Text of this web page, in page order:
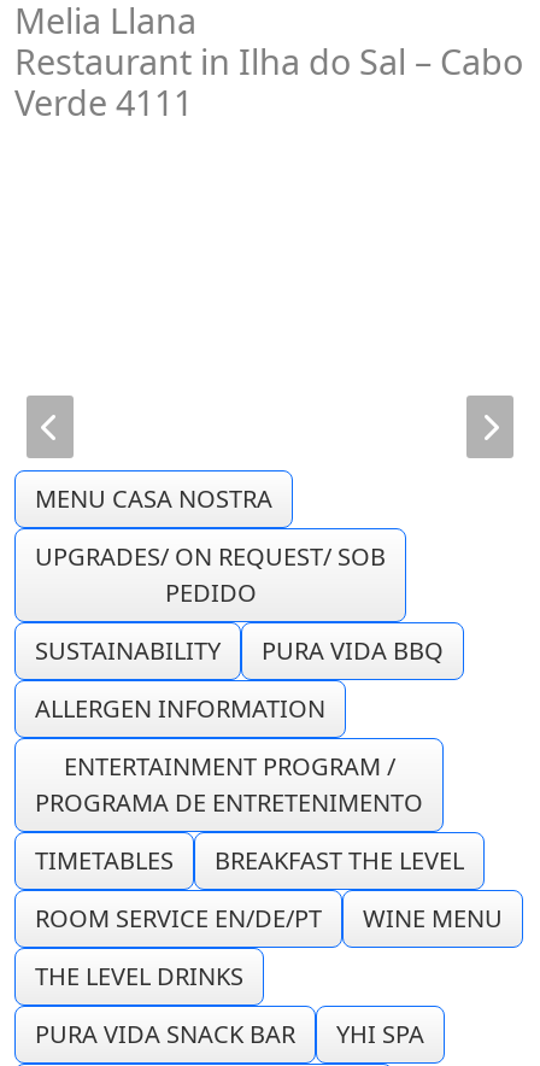
Melia Llana
Restaurant in Ilha do Sal – Cabo
Verde 4111
MENU CASA NOSTRA
UPGRADES/ ON REQUEST/ SOB
PEDIDO
SUSTAINABILITY
PURA VIDA BBQ
ALLERGEN INFORMATION
ENTERTAINMENT PROGRAM /
PROGRAMA DE ENTRETENIMENTO
TIMETABLES
BREAKFAST THE LEVEL
ROOM SERVICE EN/DE/PT
WINE MENU
THE LEVEL DRINKS
PURA VIDA SNACK BAR
YHI SPA